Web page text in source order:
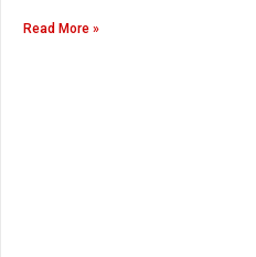
Read More »